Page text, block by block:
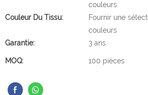
couleurs
Couleur Du Tissu:
Fournir une
couleurs
Garantie:
3 ans
MOQ: 100 pièces